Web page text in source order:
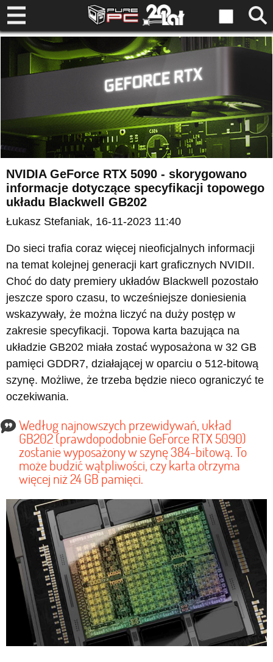
NVIDIA GeForce RTX 5090 - skorygowano
informacje dotyczące specyfikacji topowego
układu Blackwell GB202
Łukasz Stefaniak, 16-11-2023 11:40
Do sieci trafia coraz więcej nieoficjalnych informacji
na temat kolejnej generacji kart graficznych NVIDII.
Choć do daty premiery układów Blackwell pozostało
jeszcze sporo czasu, to wcześniejsze doniesienia
wskazywały, że można liczyć na duży postęp w
zakresie specyfikacji. Topowa karta bazująca na
układzie GB202 miała zostać wyposażona w 32 GB
pamięci GDDR7, działającej w oparciu o 512-bitową
szynę. Możliwe, że trzeba będzie nieco ograniczyć te
oczekiwania.
Według najnowszych przewidywań, układ
GB202 (prawdopodobnie GeForce RTX 5090)
zostanie wyposażony w szynę 384-bitową. To
może budzić wątpliwości, czy karta otrzyma
więcej niż 24 GB pamięci.